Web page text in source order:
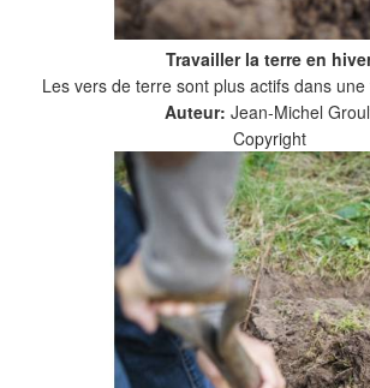
Travailler la terre en
Les vers de terre sont plus actifs dans
Auteur: Jean-Michel
Copyright